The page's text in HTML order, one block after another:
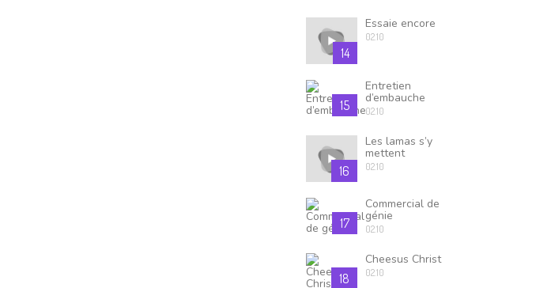
14
Essaie encore
02.10
15
Entretien
d’embauche
02.10
16
Les lamas s’y
mettent
02.10
17
Commercial de
génie
02.10
18
Cheesus Christ
02.10